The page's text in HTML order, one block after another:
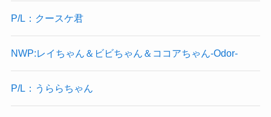
P/L：クースケ君
NWP:レイちゃん＆ビビちゃん＆ココアちゃん-Odor-
P/L：うららちゃん